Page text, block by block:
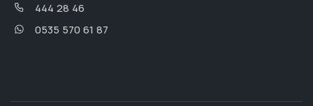
444 28 46
0535 570 61 87